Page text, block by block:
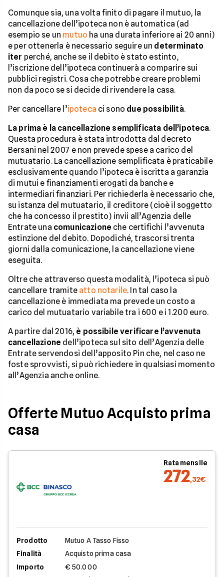
Comunque sia, una volta finito di pagare il mutuo, la
cancellazione dell’ipoteca non è automatica (ad
esempio se un mutuo ha una durata inferiore ai 20 anni)
e per ottenerla è necessario seguire un determinato
iter perché, anche se il debito è stato estinto,
l’iscrizione dell’ipoteca continuerà a comparire sui
pubblici registri. Cosa che potrebbe creare problemi
non da poco se si decide di rivendere la casa.
Per cancellare l’ipoteca ci sono due possibilità.
La prima è la cancellazione semplificata dell’ipoteca.
Questa procedura è stata introdotta dal decreto
Bersani nel 2007 e non prevede spese a carico del
mutuatario. La cancellazione semplificata è praticabile
esclusivamente quando l’ipoteca è iscritta a garanzia
di mutui e finanziamenti erogati da banche e
intermediari finanziari. Per richiederla è necessario che,
su istanza del mutuatario, il creditore (cioè il soggetto
che ha concesso il prestito) invii all’Agenzia delle
Entrate una comunicazione che certifichi l’avvenuta
estinzione del debito. Dopodiché, trascorsi trenta
giorni dalla comunicazione, la cancellazione viene
eseguita.
Oltre che attraverso questa modalità, l’ipoteca si può
cancellare tramite atto notarile. In tal caso la
cancellazione è immediata ma prevede un costo a
carico del mutuatario variabile tra i 600 e i 1.200 euro.
A partire dal 2016, è possibile verificare l’avvenuta
cancellazione dell’ipoteca sul sito dell’Agenzia delle
Entrate servendosi dell’apposito Pin che, nel caso ne
foste sprovvisti, si può richiedere in qualsiasi momento
all’Agenzia anche online.
Offerte Mutuo Acquisto prima
casa
Rata mensile
272,32€
Prodotto
Mutuo A Tasso Fisso
Finalità
Acquisto prima casa
Importo
€ 50.000